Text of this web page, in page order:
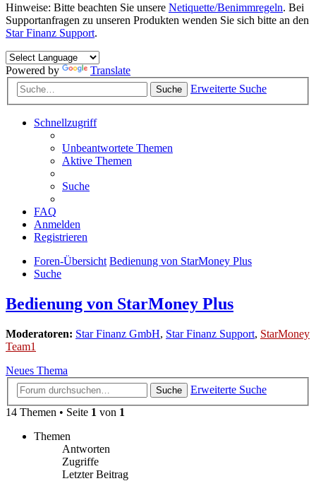
Hinweise: Bitte beachten Sie unsere Netiquette/Benimmregeln. Bei
Supportanfragen zu unseren Produkten wenden Sie sich bitte an den
Star Finanz Support.
Powered by Translate
Suche Erweiterte Suche
Schnellzugriff
Unbeantwortete Themen
Aktive Themen
Suche
FAQ
Anmelden
Registrieren
Foren-Übersicht Bedienung von StarMoney Plus
Suche
Bedienung von StarMoney Plus
Moderatoren: Star Finanz GmbH, Star Finanz Support, StarMoney
Team1
Neues Thema
Suche
Erweiterte Suche
14 Themen • Seite 1 von 1
Themen
Antworten
Zugriffe
Letzter Beitrag